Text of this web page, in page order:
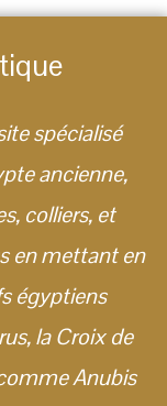
spécialisé
ancienne,
colliers, et
en mettant en
égyptiens
la Croix de
Anubis